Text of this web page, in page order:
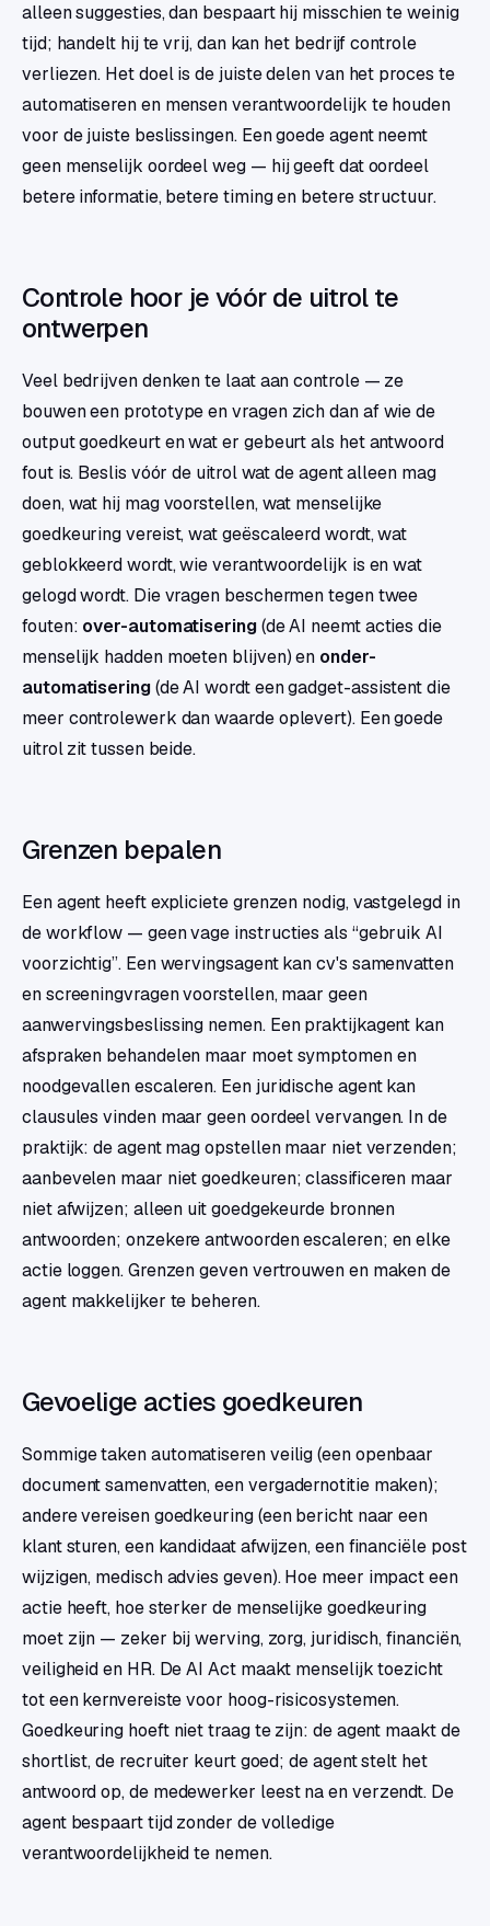
alleen suggesties, dan bespaart hij misschien te weinig
tijd; handelt hij te vrij, dan kan het bedrijf controle
verliezen. Het doel is de juiste delen van het proces te
automatiseren en mensen verantwoordelijk te houden
voor de juiste beslissingen. Een goede agent neemt
geen menselijk oordeel weg — hij geeft dat oordeel
betere informatie, betere timing en betere structuur.
Controle hoor je vóór de uitrol te
ontwerpen
Veel bedrijven denken te laat aan controle — ze
bouwen een prototype en vragen zich dan af wie de
output goedkeurt en wat er gebeurt als het antwoord
fout is. Beslis vóór de uitrol wat de agent alleen mag
doen, wat hij mag voorstellen, wat menselijke
goedkeuring vereist, wat geëscaleerd wordt, wat
geblokkeerd wordt, wie verantwoordelijk is en wat
gelogd wordt. Die vragen beschermen tegen twee
fouten: over-automatisering(de AI neemt acties die
menselijk hadden moeten blijven) en onder-
automatisering(de AI wordt een gadget-assistent die
meer controlewerk dan waarde oplevert). Een goede
uitrol zit tussen beide.
Grenzen bepalen
Een agent heeft expliciete grenzen nodig, vastgelegd in
de workflow — geen vage instructies als “gebruik AI
voorzichtig”. Een wervingsagent kan cv's samenvatten
en screeningvragen voorstellen, maar geen
aanwervingsbeslissing nemen. Een praktijkagent kan
afspraken behandelen maar moet symptomen en
noodgevallen escaleren. Een juridische agent kan
clausules vinden maar geen oordeel vervangen. In de
praktijk: de agent mag opstellen maar niet verzenden;
aanbevelen maar niet goedkeuren; classificeren maar
niet afwijzen; alleen uit goedgekeurde bronnen
antwoorden; onzekere antwoorden escaleren; en elke
actie loggen. Grenzen geven vertrouwen en maken de
agent makkelijker te beheren.
Gevoelige acties goedkeuren
Sommige taken automatiseren veilig (een openbaar
document samenvatten, een vergadernotitie maken);
andere vereisen goedkeuring (een bericht naar een
klant sturen, een kandidaat afwijzen, een financiële post
wijzigen, medisch advies geven). Hoe meer impact een
actie heeft, hoe sterker de menselijke goedkeuring
moet zijn — zeker bij werving, zorg, juridisch, financiën,
veiligheid en HR. De AI Act maakt menselijk toezicht
tot een kernvereiste voor hoog-risicosystemen.
Goedkeuring hoeft niet traag te zijn: de agent maakt de
shortlist, de recruiter keurt goed; de agent stelt het
antwoord op, de medewerker leest na en verzendt. De
agent bespaart tijd zonder de volledige
verantwoordelijkheid te nemen.